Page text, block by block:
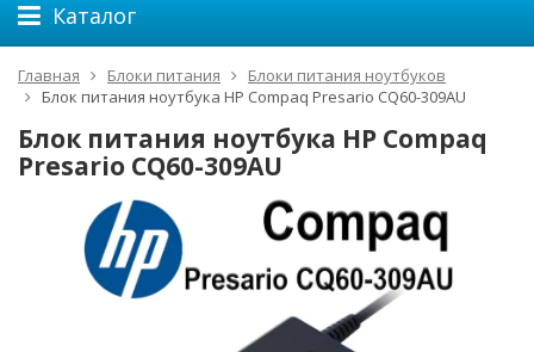
Каталог
Главная Блоки питания
Блоки питания ноутбуков
Блок питания ноутбука HP Compaq Presario CQ60-309AU
Блок питания ноутбука HP Compaq
Presario CQ60-309AU